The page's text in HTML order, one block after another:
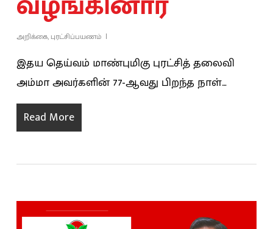
அறிக்கை, புரட்சிப்பயணம்
இதய தெய்வம் மாண்புமிகு புரட்சித் தலைவி
அம்மா அவர்களின் 77-ஆவது பிறந்த நாள்…
Read More